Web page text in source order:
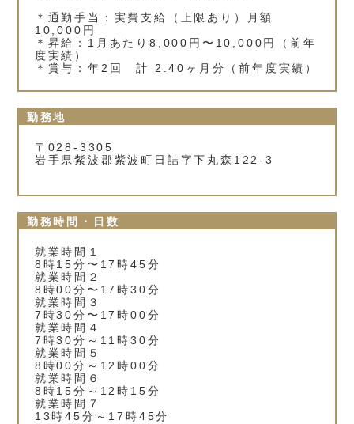
＊通勤手当：実費支給（上限あり）月額
10,000円
＊昇給：1月あたり8,000円〜10,000円（前年
度実績）
＊賞与：年2回 計 2.40ヶ月分（前年度実績）
勤務地
〒028-3305
岩手県紫波郡紫波町日詰字下丸森122‐3
勤務時間・日数
就業時間１
8時15分〜17時45分
就業時間２
8時00分〜17時30分
就業時間３
7時30分〜17時00分
就業時間４
7時30分～11時30分
就業時間５
8時00分～12時00分
就業時間６
8時15分～12時15分
就業時間７
13時45分～17時45分